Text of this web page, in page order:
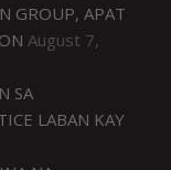
GROUP, APAT
August 7,
SA
LABAN KAY